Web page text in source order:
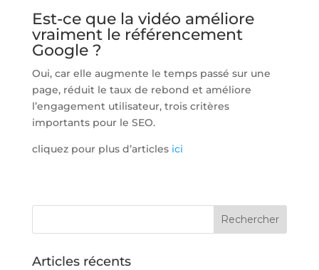
Est-ce que la vidéo améliore
vraiment le référencement
Google ?
Oui, car elle augmente le temps passé sur une
page, réduit le taux de rebond et améliore
l’engagement utilisateur, trois critères
importants pour le SEO.
cliquez pour plus d’articles ici
Articles récents